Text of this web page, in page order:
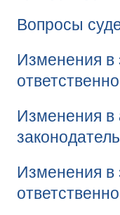
Вопросы
Изменения в
Изменения в
Изменения в